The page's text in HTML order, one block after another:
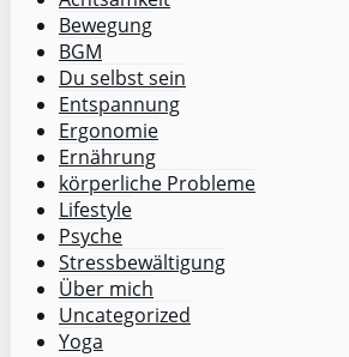
Bewegung
BGM
Du selbst sein
Entspannung
Ergonomie
Ernährung
körperliche Probleme
Lifestyle
Psyche
Stressbewältigung
Über mich
Uncategorized
Yoga